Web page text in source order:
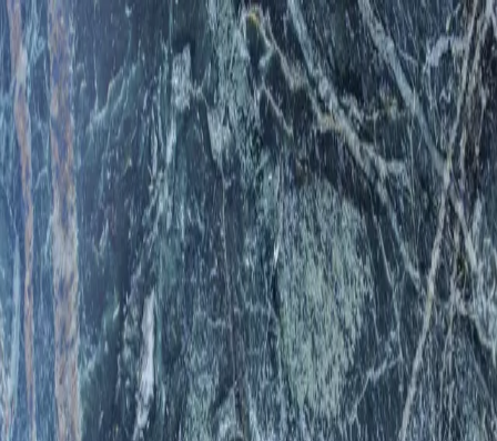
HOME
SERVICE
Fragrance 香り事業
Marketingマーケティング事業
Creative クリエイティブ事業
NEWS
ABOUT
CONTACT
FRAGRANCE ◆ SPACE DESIGN ◆